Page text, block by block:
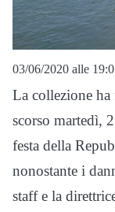
03/06/2020 alle
La collezione ha
scorso martedì,
festa della
nonostante i
staff e la